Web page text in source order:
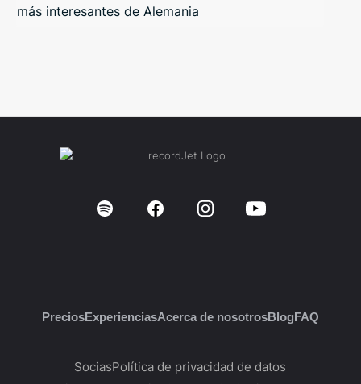
más interesantes de Alemania
PreciosExperienciasAcerca de nosotrosBlogFAQ
SociasPolítica de privacidad de datos